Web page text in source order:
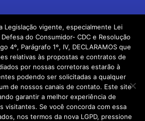
por Projeto Novo Corretor
Legislação vigente, especialmente Lei
do Consumidor- CDC e Resolução
4º, Parágrafo 1º, IV, DECLARAMOS que
relativas às propostas e contratos de
por nossas corretoras estarão à
podendo ser solicitadas a qualquer
de nossos canais de contato. Este site
garantir a melhor experiência de
visitantes. Se você concorda com essa
nos termos da nova LGPD, pressione